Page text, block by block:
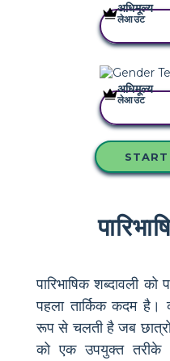
इस
अधिमूल्य
लेआउट
इस
अधिमूल्य
लेआउट
पारिभाषिक शब्दावली को
पहला तार्किक कदम
रूप से चलती है जब छात्रों
को एक उपयुक्त तरीके